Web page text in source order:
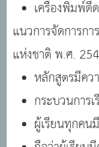
เครื่องพิมพ์ดี
แนวการจัดการก
แห่งชาติ พ.ศ.
หลักสูตรมีค
กระบวนการ
ผู้เรียนทุกคน